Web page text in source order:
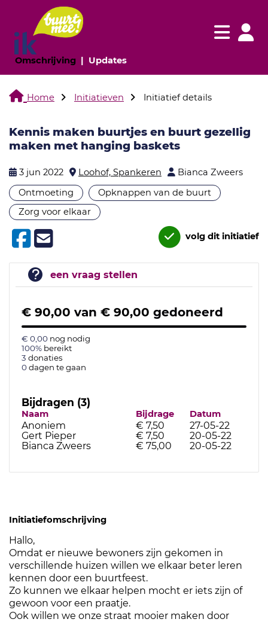
Omschrijving(huidige pagina)
Updates(huidige pagina)
Navigatie
Home Initiatieven Initiatief details
Kennis maken buurtjes en buurt gezellig
maken met hanging baskets
3 jun 2022 Loohof, Spankeren
Bianca Zweers
Ontmoeting
Opknappen van de buurt
Zorg voor elkaar
volg dit initiatief
een vraag stellen
€ 90,00 van € 90,00 gedoneerd
€ 0,00 nog nodig
100% bereikt
3 donaties
0dagen te gaan
Bijdragen (3)
Naam Bijdrage Datum
Anoniem € 7,50
27-05-22
Gert Pieper
€ 7,50
20-05-22
Bianca Zweers
€ 75,00 20-05-22
Initiatiefomschrijving
Hallo,
Omdat er nieuwe bewoners zijn gekomen in
verschillende huizen willen we elkaar beter leren
kennen door een buurtfeest.
Zo kunnen we elkaar helpen mocht er iets zijn of
gewoon voor een praatje.
Ook willen we onze straat mooier maken door